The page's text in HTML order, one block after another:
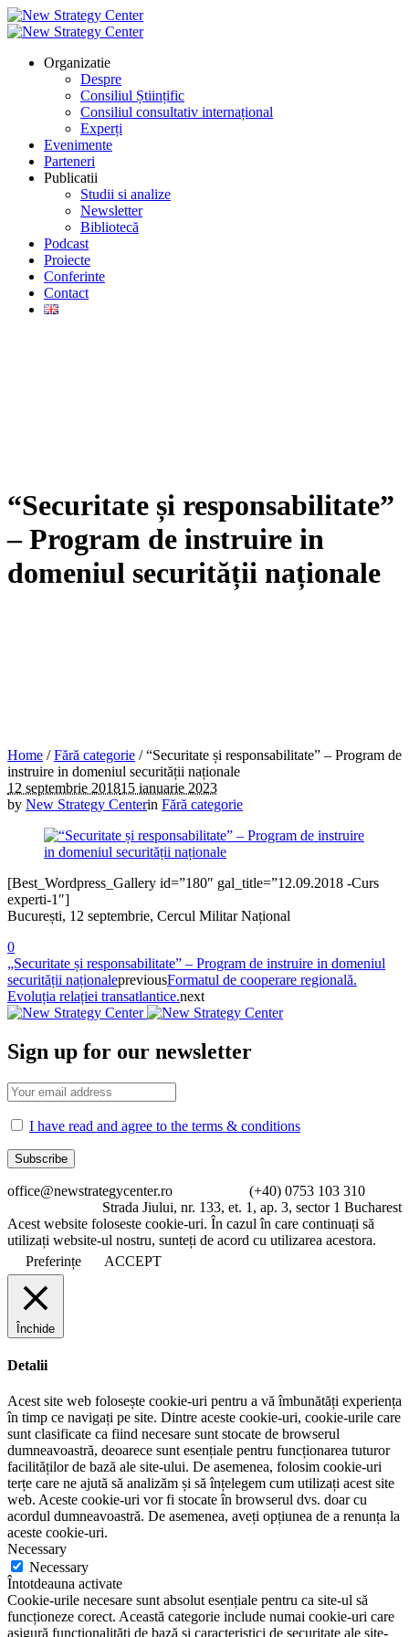
Organizatie
Despre
Consiliul Științific
Consiliul consultativ internațional
Experți
Evenimente
Parteneri
Publicatii
Studii si analize
Newsletter
Bibliotecă
Podcast
Proiecte
Conferinte
Contact
“Securitate și responsabilitate”
– Program de instruire in
domeniul securității naționale
Home /Fără categorie /“Securitate și responsabilitate” – Program de
instruire in domeniul securității naționale
12 septembrie 201815 ianuarie 2023
by New Strategy Centerin Fără categorie
[Best_Wordpress_Gallery id=”180″ gal_title=”12.09.2018 -Curs
experti-1″]
București, 12 septembrie, Cercul Militar Național
0
„Securitate și responsabilitate” – Program de instruire in domeniul
securității naționalepreviousFormatul de cooperare regională.
Evoluția relației transatlantice.next
Sign up for our newsletter
I have read and agree to the terms & conditions
office@newstrategycenter.ro (+40) 0753 103 310
Strada Jiului, nr. 133, et. 1, ap. 3, sector 1 Bucharest
Acest website foloseste cookie-uri. În cazul în care continuați să
utilizați website-ul nostru, sunteți de acord cu utilizarea acestora.
Preferințe
ACCEPT
Închide
Detalii
Acest site web folosește cookie-uri pentru a vă îmbunătăți experiența
în timp ce navigați pe site. Dintre aceste cookie-uri, cookie-urile care
sunt clasificate ca fiind necesare sunt stocate de browserul
dumneavoastră, deoarece sunt esențiale pentru funcționarea tuturor
facilităților de bază ale site-ului. De asemenea, folosim cookie-uri
terțe care ne ajută să analizăm și să înțelegem cum utilizați acest site
web. Aceste cookie-uri vor fi stocate în browserul dvs. doar cu
acordul dumneavoastră. De asemenea, aveți opțiunea de a renunța la
aceste cookie-uri.
Necessary
Necessary
Întotdeauna activate
Cookie-urile necesare sunt absolut esențiale pentru ca site-ul să
funcționeze corect. Această categorie include numai cookie-uri care
asigură funcționalități de bază și caracteristici de securitate ale site-